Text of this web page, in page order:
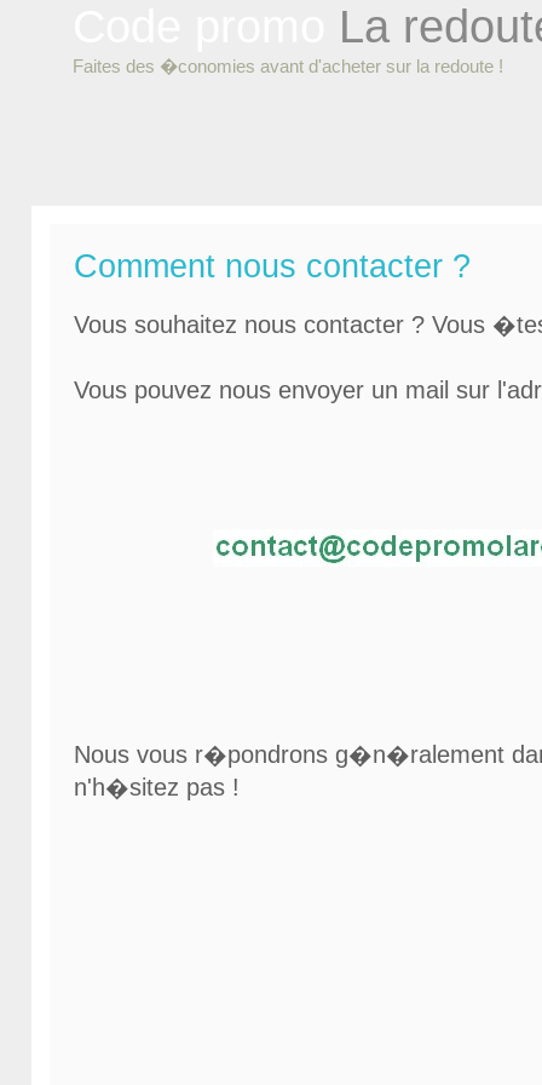
La
Faites des �conomies avant d'acheter sur la redoute !
Comment nous contacter ?
Vous souhaitez nous contacter ? Vous
Vous pouvez nous envoyer un mail sur
Nous vous r�pondrons g�n�ralement
n'h�sitez pas !